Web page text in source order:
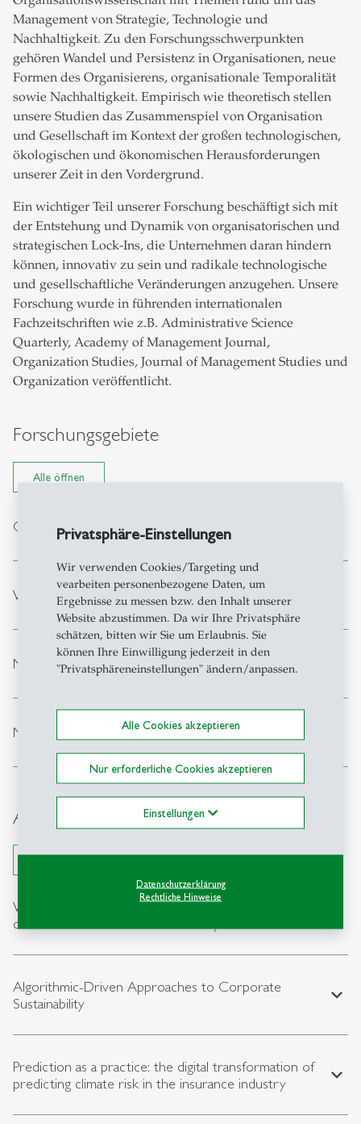
Privatsphäre-Einstellungen
Wir verwenden Cookies/Targeting und
vearbeiten personenbezogene Daten, um
Ergebnisse zu messen bzw. den Inhalt unserer
Website abzustimmen. Da wir Ihre Privatsphäre
schätzen, bitten wir Sie um Erlaubnis. Sie
können Ihre Einwilligung jederzeit in den
"Privatsphäreneinstellungen" ändern/anpassen.
Alle Cookies akzeptieren
Nur erforderliche Cookies akzeptieren
Einstellungen
Datenschutzerklärung
Rechtliche Hinweise
Management von Strategie, Technologie und
Nachhaltigkeit. Zu den Forschungsschwerpunkten
gehören Wandel und Persistenz in Organisationen, neue
Formen des Organisierens, organisationale Temporalität
sowie Nachhaltigkeit. Empirisch wie theoretisch stellen
unsere Studien das Zusammenspiel von Organisation
und Gesellschaft im Kontext der großen technologischen,
ökologischen und ökonomischen Herausforderungen
unserer Zeit in den Vordergrund.
Ein wichtiger Teil unserer Forschung beschäftigt sich mit
der Entstehung und Dynamik von organisatorischen und
strategischen Lock-Ins, die Unternehmen daran hindern
können, innovativ zu sein und radikale technologische
und gesellschaftliche Veränderungen anzugehen. Unsere
Forschung wurde in führenden internationalen
Fachzeitschriften wie z.B. Administrative Science
Quarterly, Academy of Management Journal,
Organization Studies, Journal of Management Studies und
Organization veröffentlicht.
Forschungsgebiete
Alle öffnen
Organisationale Temporalität
Wandel und Persistenz in Organisationen
Nachhaltiges Organisieren
Neue Formen des Organisierens und Arbeitens
Aktuelle Dissertationsprojekte
When Crises compete for action - The temporality
of collective action for sustainability
Algorithmic-Driven Approaches to Corporate
Sustainability
expand_less
Prediction as a practice: the digital transformation of
predicting climate risk in the insurance industry
expand_less